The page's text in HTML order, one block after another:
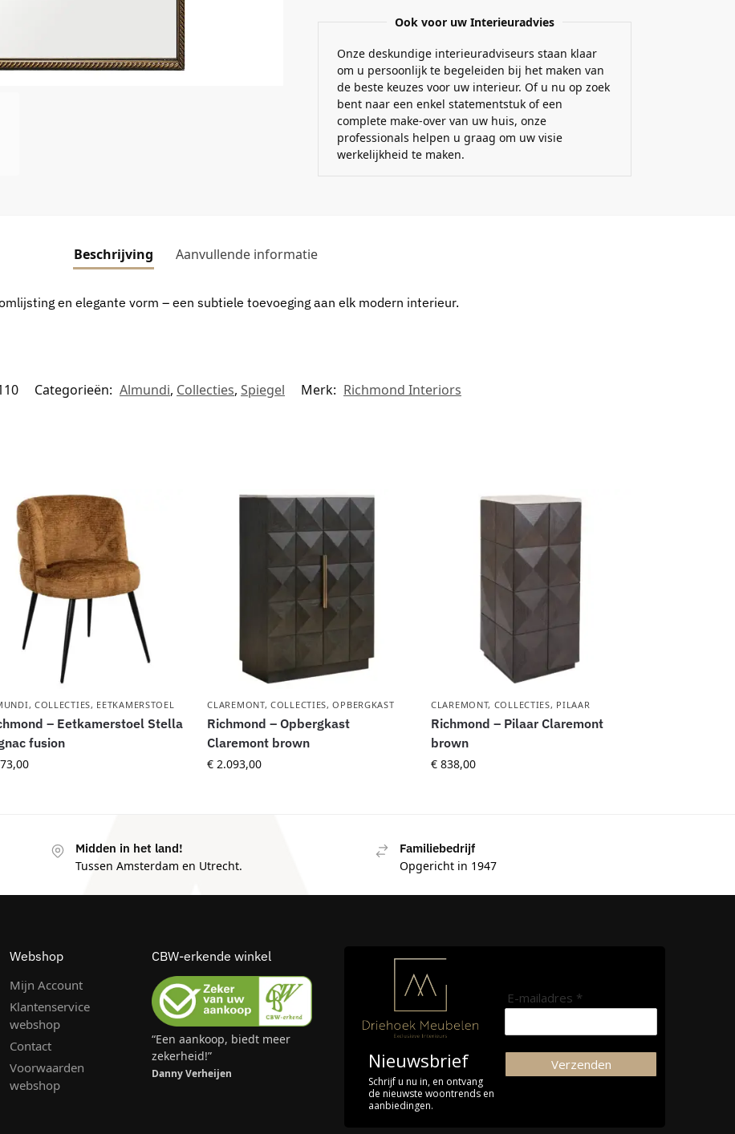
Ook voor uw Interieuradvies
Onze deskundige interieuradviseurs staan klaar
om u persoonlijk te begeleiden bij het maken van
de beste keuzes voor uw interieur. Of u nu op zoek
bent naar een enkel statementstuk of een
complete make-over van uw huis, onze
professionals helpen u graag om uw visie
werkelijkheid te maken.
Beschrijving Aanvullende informatie
en elegante vorm – een subtiele toevoeging aan elk modern interieur.
Categorieën: Almundi, Collecties, Spiegel Merk: Richmond Interiors
, COLLECTIES, EETKAMERSTOEL
– Eetkamerstoel Stella
fusion
CLAREMONT,COLLECTIES,OPBERGKAST
Richmond – Opbergkast
Claremont brown
€ 2.093,00
CLAREMONT, COLLECTIES, PILAAR
Richmond – Pilaar Claremont
brown
€ 838,00
Midden in het land!
Tussen Amsterdam en Utrecht.
Familiebedrijf
Opgericht in 1947
Webshop
Mijn Account
Klantenservice
webshop
Contact
Voorwaarden
webshop
CBW-erkende winkel
“Een aankoop, biedt meer
zekerheid!”
Danny Verheijen
Nieuwsbrief
Schrijf u nu in, en ontvang
de nieuwste woontrends en
aanbiedingen.
E-mailadres *
Verzenden